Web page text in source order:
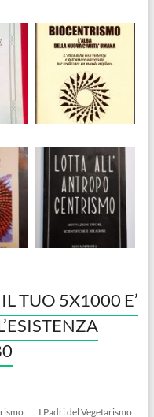
TUO 5X1000 E’
I Padri del Vegetarismo